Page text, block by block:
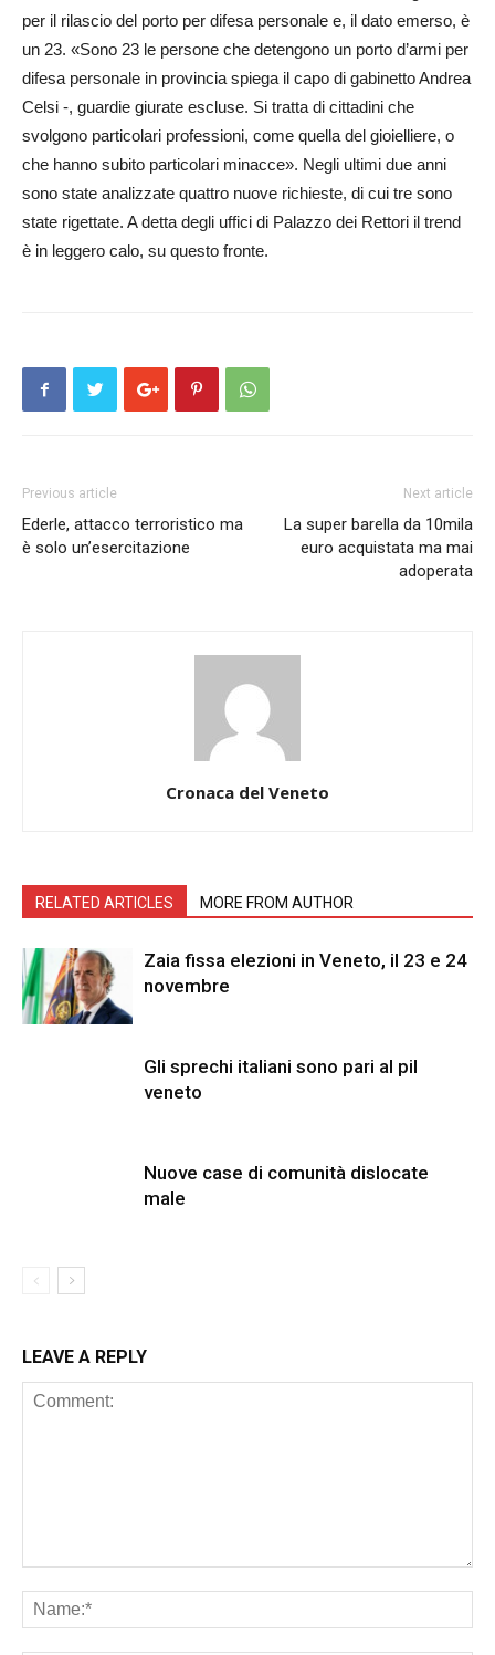
per il rilascio del porto per difesa personale e, il dato emerso, è
un 23. «Sono 23 le persone che detengono un porto d’armi per
difesa personale in provincia spiega il capo di gabinetto Andrea
Celsi -, guardie giurate escluse. Si tratta di cittadini che
svolgono particolari professioni, come quella del gioielliere, o
che hanno subito particolari minacce». Negli ultimi due anni
sono state analizzate quattro nuove richieste, di cui tre sono
state rigettate. A detta degli uffici di Palazzo dei Rettori il trend
è in leggero calo, su questo fronte.
Previous article
Ederle, attacco terroristico ma
è solo un’esercitazione
Next article
La super barella da 10mila
euro acquistata ma mai
adoperata
Cronaca del Veneto
RELATED ARTICLES MORE FROM AUTHOR
Zaia fissa elezioni in Veneto, il 23 e 24
novembre
Gli sprechi italiani sono pari al pil
veneto
Nuove case di comunità dislocate
male
LEAVE A REPLY